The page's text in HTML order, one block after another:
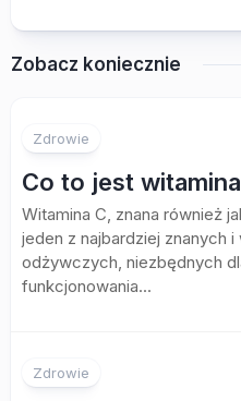
Zobacz koniecznie
Zdrowie
Co to jest
Witamina C, znana również
jeden z najbardziej znanych
odżywczych, niezbędnych
funkcjonowania...
Zdrowie